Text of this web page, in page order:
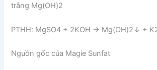
trắng Mg(OH)2
PTHH: MgSO4 + 2KOH → Mg(OH)2↓ +
Nguồn gốc của Magie Sunfat